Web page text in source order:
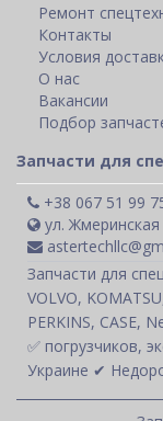
Ремонт
Контакты
Условия
О нас
Вакансии
Подбор
Запчасти для
+38 067 51 99
ул.
Запчасти для
VOLVO,
PERKINS, CASE,
✅ погрузчиков,
Украине ✔